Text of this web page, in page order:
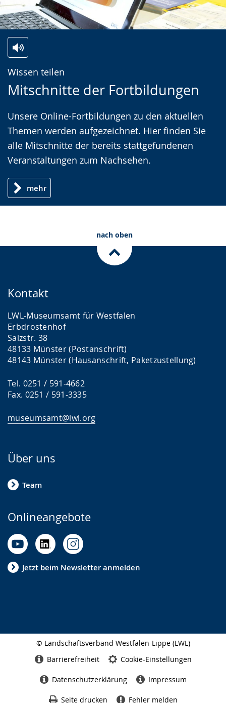
Wissen teilen
Mitschnitte der Fortbildungen
Unsere Online-Fortbildungen zu den aktuellen
Themen werden aufgezeichnet. Hier finden Sie
alle Mitschnitte der bereits stattgefundenen
Veranstaltungen zum Nachsehen.
mehr
Leichten
Sprache
Audio-
Unterstützung.
Video
in
Gebärdensprache
wird
angezeigt.
nach oben
Kontakt
LWL-Museumsamt für Westfalen
Erbdrostenhof
Salzstr. 38
48133 Münster (Postanschrift)
48143 Münster (Hausanschrift, Paketzustellung)
Tel. 0251 / 591-4662
Fax. 0251 / 591-3335
museumsamt@lwl.org
Über uns
Team
Onlineangebote
Jetzt beim Newsletter anmelden
© Landschaftsverband Westfalen-Lippe (LWL)
Barrierefreiheit Cookie-Einstellungen
Datenschutzerklärung Impressum
Seite drucken Fehler melden